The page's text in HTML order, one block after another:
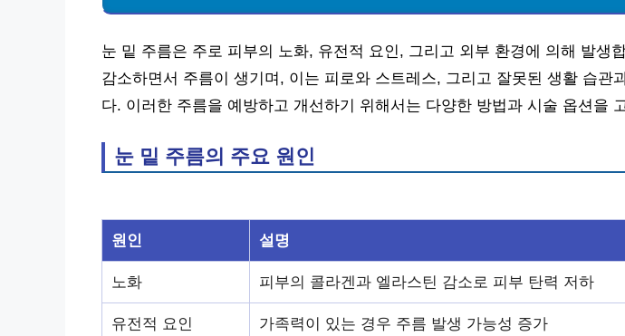
눈 밑 주름은 주로 피부의 노화, 유전적 요인, 그리고 외부 환경에 의해 발생
감소하면서 주름이 생기며, 이는 피로와 스트레스, 그리고 잘못된 생활 습관
다. 이러한 주름을 예방하고 개선하기 위해서는 다양한 방법과 시술 옵션을
눈 밑 주름의 주요 원인
원인 설명
노화 피부의 콜라겐과 엘라스틴 감소로 피부 탄력 저하
유전적 요인 가족력이 있는 경우 주름 발생 가능성 증가